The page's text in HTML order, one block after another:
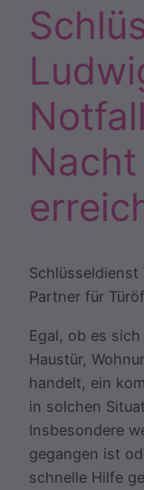
Schlüsseldienst
Partner für
Egal, ob es
Haustür,
handelt, ein
in solchen
Insbesondere
gegangen ist
schnelle Hilfe